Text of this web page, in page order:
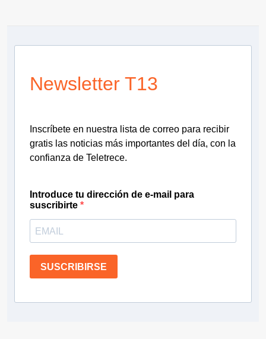
Newsletter T13
Inscríbete en nuestra lista de correo para recibir
gratis las noticias más importantes del día, con la
confianza de Teletrece.
Introduce tu dirección de e-mail para
suscribirte
SUSCRIBIRSE